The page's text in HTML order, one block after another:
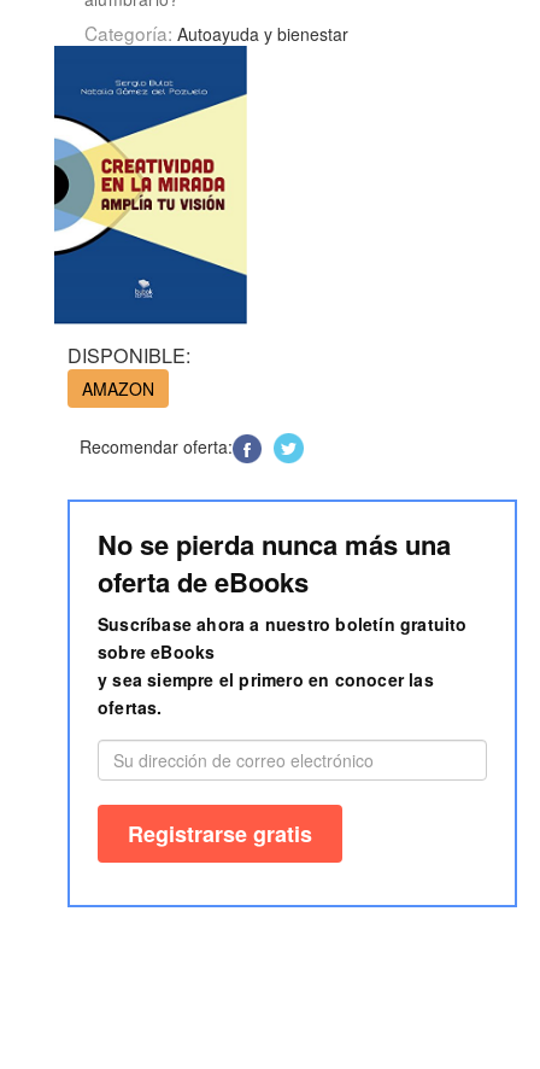
Categoría: Autoayuda y bienestar
DISPONIBLE:
AMAZON
Recomendar oferta:
No se pierda nunca más una
oferta de eBooks
Suscríbase ahora a nuestro boletín gratuito
sobre eBooks
y sea siempre el primero en conocer las
ofertas.